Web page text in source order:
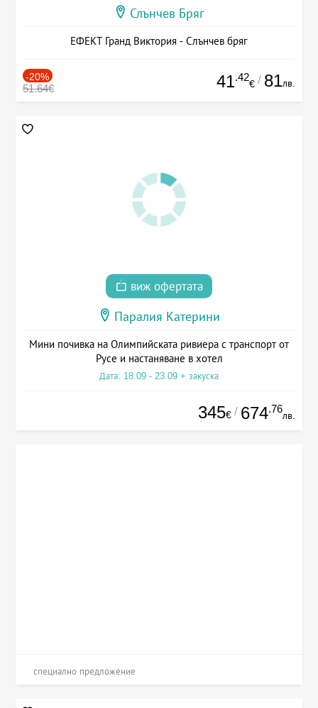
Слънчев Бряг
ЕФЕКТ Гранд Виктория - Слънчев бряг
-20%
51.64€ 41.42
€ / 81лв.
виж офертата
Паралия Катерини
Мини почивка на Олимпийската ривиера с транспорт от
Русе и настаняване в хотел
Дата: 18.09 - 23.09 + закуска
345€ / 674.76
лв.
специално предложение